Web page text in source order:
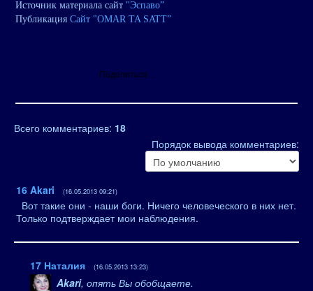
Источник материала сайт "Эспаво”
Публикация Сайт "OMAR TA SATT”
Поделиться…
Всего комментариев: 18
Порядок вывода комментариев:
16 Akari (16.05.2013 09:21)
Вот такие они - наши боги. Ничего человеческого в них нет.
Только подтверждает мои наблюдения.
17 Наталия (16.05.2013 13:23)
Akari, опять Вы обобщаете.